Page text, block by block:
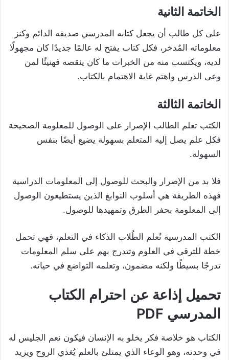
الخاتمة الثانية
على كل طالب أن يجعل كتابه المدرسي صديقه الدائم وكنز
معلوماته المُدخر، فكل كتاب يفتح له عالمًا جديدًا كان مجهولًا
لديه، ويكتسب منه من الخبرات ما كان ينقصه فهنيئًا لمن
وعى الدرس واهتم غاية الاهتمام بالكتاب.
الخاتمة الثالثة
الكتب تعلم الطالب الإصرار على الوصول للمعلومة الصحيحة
فكل علم يصل إليه المتعلم بسهولة يضيع أيضًا بنفس
السهولة.
فلا بد من الإصرار والبحث للوصول إلى المعلومات الدراسية
فهذه الطريقة هي أسلوب النوابغ الذين يستطيعون الوصول
إلى المعلومة بحفر الطرق وتمهيدها للوصول.
الكتب المدرسية تُعلم الطُلاب الذكاء في التعلم، فهي تحمل
خطة للترقي في العلوم وتتدرج بهم على سلم المعلومات
تدرجًا بسيطًا ولكنه مضمون، وتعلمه التواضع في حياته.
تحميل إذاعة عن احترام الكتاب
المدرسي PDF
الكتاب هو خلاصة فكر يخلو به الإنسان فيكون نعم الجليس له
في وحدته، وهو الوعاء الذي يمتلئ بالعلم يُغذي الروح ويزيد